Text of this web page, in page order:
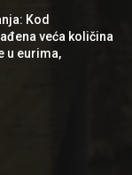
Kod
veća količina
u eurima,